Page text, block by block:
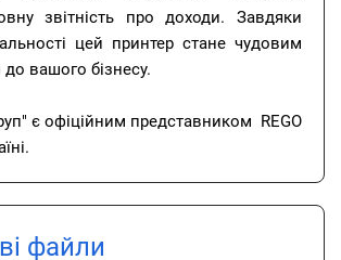
звітність про доходи. Завдяки
цей принтер стане чудовим
вашого бізнесу.
є офіційним представником REGO
файли